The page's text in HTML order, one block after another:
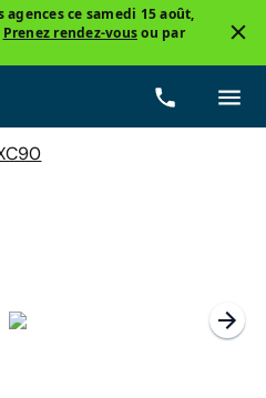
ce samedi 15 août,
Prenez rendez-vousou par